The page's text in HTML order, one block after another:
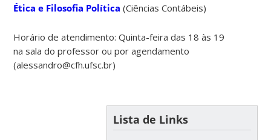
Ética e Filosofia Política (Ciências Contábeis)
Horário de atendimento: Quinta-feira das 18 às 19
na sala do professor ou por agendamento
(alessandro@cfh.ufsc.br)
Lista de Links